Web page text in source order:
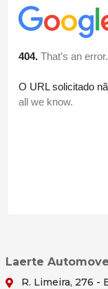
Laerte
R. Limeira, 276 -